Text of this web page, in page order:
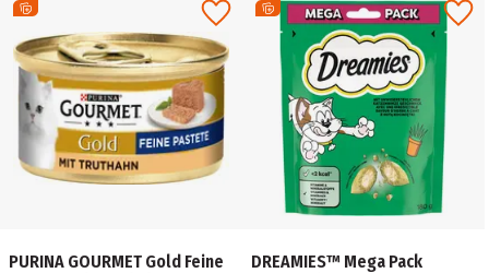
PURINA GOURMET Gold Feine
DREAMIES™ Mega Pack